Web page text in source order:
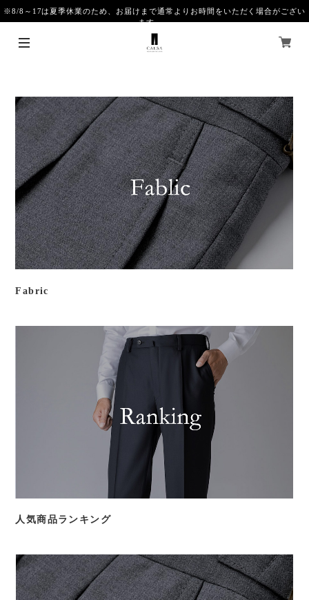
※8/8～17は夏季休業のため、お届けまで通常よりお時間をいただく場合がござい
ます。
Fabric
人気商品ランキング